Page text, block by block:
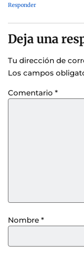
Responder
Deja una
Tu dirección de
Los campos
Comentario *
Nombre *